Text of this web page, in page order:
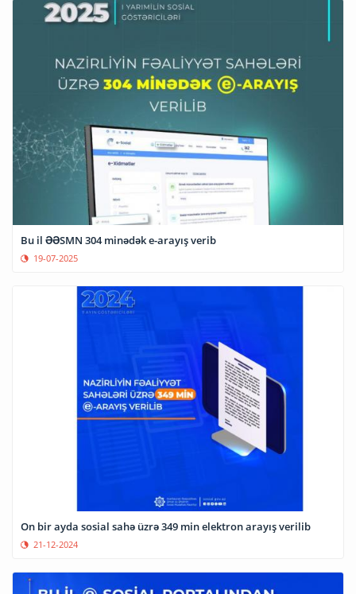
Bu il ƏƏSMN 304 minədək e-arayış verib
19-07-2025
On bir ayda sosial sahə üzrə 349 min elektron arayış verilib
21-12-2024